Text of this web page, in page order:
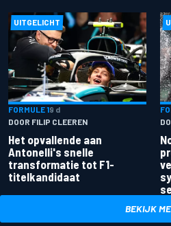
UITGELICHT
FORMULE 19 d
DOOR FILIP CLEEREN
Het opvallende aan
Antonelli's snelle
transformatie tot F1-
titelkandidaat
BEKIJK